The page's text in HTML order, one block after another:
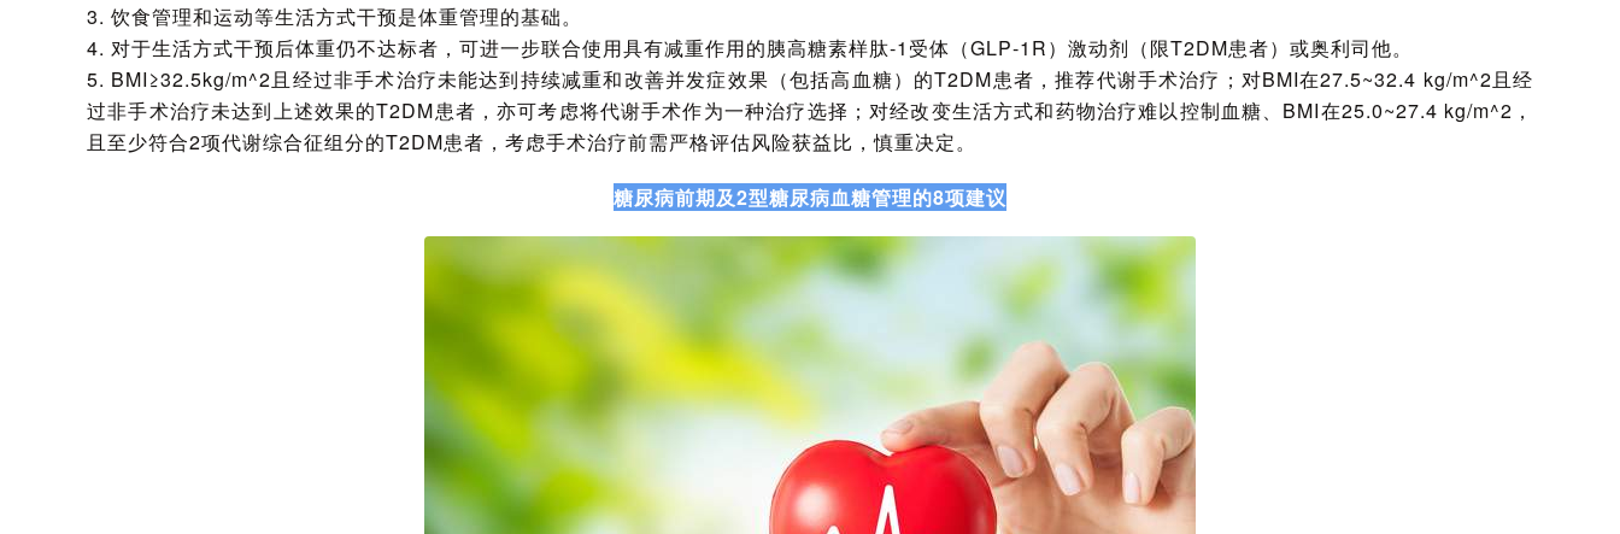
3. 饮食管理和运动等生活方式干预是体重管理的基础。
4. 对于生活方式干预后体重仍不达标者，可进一步联合使用具有减重作用的胰高糖素样肽‑1受体（GLP‑1R）激动剂（限T2DM患者）或奥利司他。
5. BMI≥32.5kg/m^2且经过非手术治疗未能达到持续减重和改善并发症效果（包括高血糖）的T2DM患者，推荐代谢手术治疗；对BMI在27.5~32.4 kg/m^2且经
过非手术治疗未达到上述效果的T2DM患者，亦可考虑将代谢手术作为一种治疗选择；对经改变生活方式和药物治疗难以控制血糖、BMI在25.0~27.4 kg/m^2，
且至少符合2项代谢综合征组分的T2DM患者，考虑手术治疗前需严格评估风险获益比，慎重决定。
糖尿病前期及2型糖尿病血糖管理的8项建议